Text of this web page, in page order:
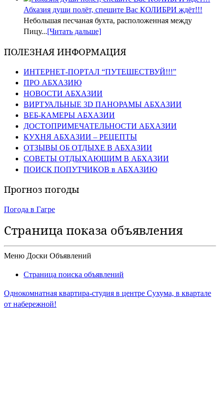
Абхазия души полёт, спешите Вас КОЛИБРИ ждёт!!!
Небольшая песчаная бухта, расположенная между
Пицу...[Читать дальше]
ПОЛЕЗНАЯ ИНФОРМАЦИЯ
ИНТЕРНЕТ-ПОРТАЛ “ПУТЕШЕСТВУЙ!!!”
ПРО АБХАЗИЮ
НОВОСТИ АБХАЗИИ
ВИРТУАЛЬНЫЕ 3D ПАНОРАМЫ АБХАЗИИ
ВЕБ-КАМЕРЫ АБХАЗИИ
ДОСТОПРИМЕЧАТЕЛЬНОСТИ АБХАЗИИ
КУХНЯ АБХАЗИИ – РЕЦЕПТЫ
ОТЗЫВЫ ОБ ОТДЫХЕ В АБХАЗИИ
СОВЕТЫ ОТДЫХАЮЩИМ В АБХАЗИИ
ПОИСК ПОПУТЧИКОВ в АБХАЗИЮ
Прогноз погоды
Погода в Гагре
Страница показа объявления
Меню Доски Объявлений
Страница поиска объявлений
Однокомнатная квартира-студия в центре Сухума, в квартале
от набережной!